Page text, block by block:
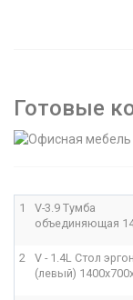
Готовые
1
V-3.9 Тумба
объединяющая
2
V - 1.4L Стол
(левый)